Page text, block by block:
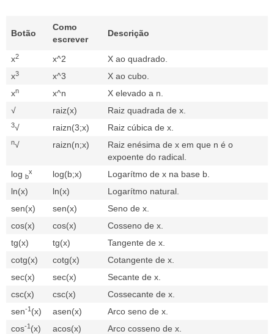
Botão
Como
escrever
Descrição
x2 x^2
X ao quadrado.
x3 x^3
X ao cubo.
xn x^n
X elevado a n.
√
raiz(x) Raiz quadrada de x.
3√ raizn(3;x) Raiz cúbica de x.
n√ raizn(n;x)
Raiz enésima de x em que n é o
expoente do radical.
log b
x log(b;x)
Logarítmo de x na base b.
ln(x)
ln(x)
Logarítmo natural.
sen(x)
sen(x)
Seno de x.
cos(x)
cos(x)
Cosseno de x.
tg(x)
tg(x)
Tangente de x.
cotg(x)
cotg(x)
Cotangente de x.
sec(x)
sec(x)
Secante de x.
csc(x)
csc(x)
Cossecante de x.
sen-1 (x) asen(x)
Arco seno de x.
cos-1 (x) acos(x)
Arco cosseno de x.